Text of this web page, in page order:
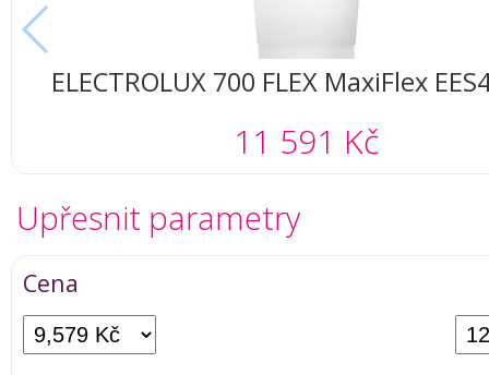
ELECTROLUX 700 FLEX MaxiFlex
11 591 Kč
Upřesnit parametry
Cena